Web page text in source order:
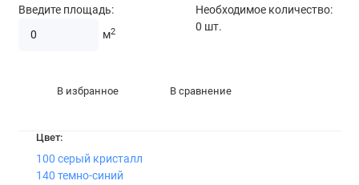
Введите площадь:
м2
Необходимое количество:
0 шт.
В избранное В сравнение
Цвет:
100 серый кристалл
140 темно-синий